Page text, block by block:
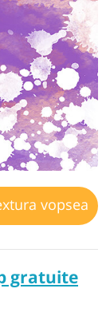
vopsea
gratuite